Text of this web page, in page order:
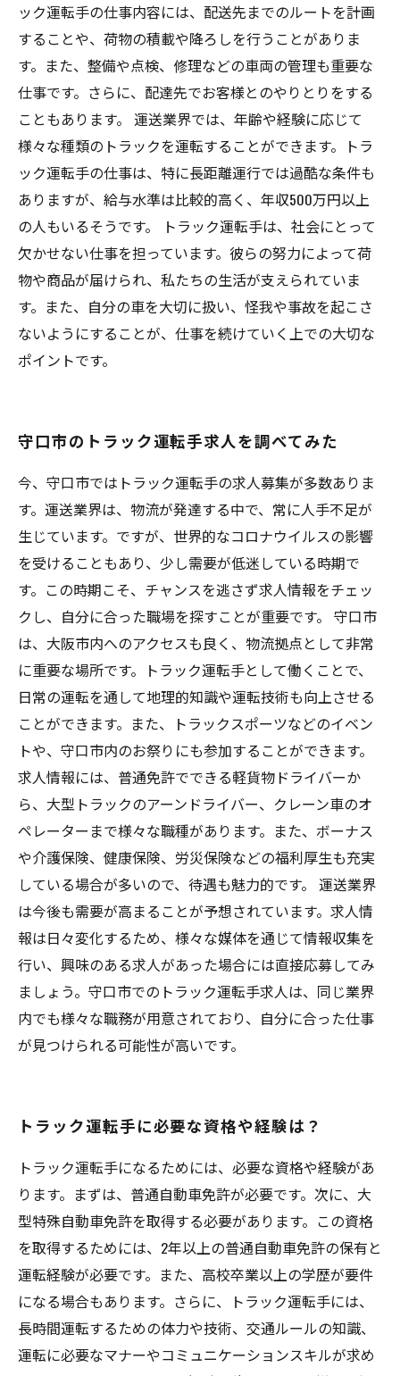
ック運転手の仕事内容には、配送先までのルートを計画
することや、荷物の積載や降ろしを行うことがありま
す。また、整備や点検、修理などの車両の管理も重要な
仕事です。さらに、配達先でお客様とのやりとりをする
こともあります。 運送業界では、年齢や経験に応じて
様々な種類のトラックを運転することができます。トラ
ック運転手の仕事は、特に長距離運行では過酷な条件も
ありますが、給与水準は比較的高く、年収500万円以上
の人もいるそうです。 トラック運転手は、社会にとって
欠かせない仕事を担っています。彼らの努力によって荷
物や商品が届けられ、私たちの生活が支えられていま
す。また、自分の車を大切に扱い、怪我や事故を起こさ
ないようにすることが、仕事を続けていく上での大切な
ポイントです。
守口市のトラック運転手求人を調べてみた
今、守口市ではトラック運転手の求人募集が多数ありま
す。運送業界は、物流が発達する中で、常に人手不足が
生じています。ですが、世界的なコロナウイルスの影響
を受けることもあり、少し需要が低迷している時期で
す。この時期こそ、チャンスを逃さず求人情報をチェッ
クし、自分に合った職場を探すことが重要です。 守口市
は、大阪市内へのアクセスも良く、物流拠点として非常
に重要な場所です。トラック運転手として働くことで、
日常の運転を通して地理的知識や運転技術も向上させる
ことができます。また、トラックスポーツなどのイベン
トや、守口市内のお祭りにも参加することができます。
求人情報には、普通免許でできる軽貨物ドライバーか
ら、大型トラックのアーンドライバー、クレーン車のオ
ペレーターまで様々な職種があります。また、ボーナス
や介護保険、健康保険、労災保険などの福利厚生も充実
している場合が多いので、待遇も魅力的です。 運送業界
は今後も需要が高まることが予想されています。求人情
報は日々変化するため、様々な媒体を通じて情報収集を
行い、興味のある求人があった場合には直接応募してみ
ましょう。守口市でのトラック運転手求人は、同じ業界
内でも様々な職務が用意されており、自分に合った仕事
が見つけられる可能性が高いです。
トラック運転手に必要な資格や経験は？
トラック運転手になるためには、必要な資格や経験があ
ります。まずは、普通自動車免許が必要です。次に、大
型特殊自動車免許を取得する必要があります。この資格
を取得するためには、2年以上の普通自動車免許の保有と
運転経験が必要です。また、高校卒業以上の学歴が要件
になる場合もあります。さらに、トラック運転手には、
長時間運転するための体力や技術、交通ルールの知識、
運転に必要なマナーやコミュニケーションスキルが求め